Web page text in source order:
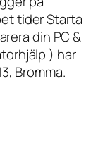
tider Starta
din PC &
) har
Bromma.